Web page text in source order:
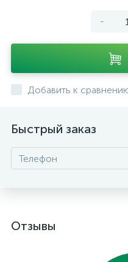
-
Добавить к
Быстрый заказ
Отзывы